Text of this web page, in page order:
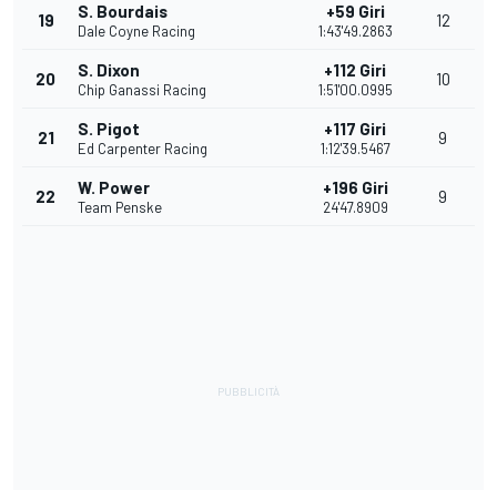
19 S. Bourdais
Dale Coyne Racing
+59 Giri
1:43'49.2863
12
20 S. Dixon
Chip Ganassi Racing
+112 Giri
1:51'00.0995
10
21 S. Pigot
Ed Carpenter Racing
+117 Giri
1:12'39.5467
9
22 W. Power
Team Penske
+196 Giri
24'47.8909
9